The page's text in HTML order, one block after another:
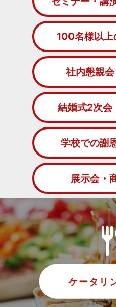
100名様以上
社内懇親
結婚式2次会
学校での謝
展示会・
ケータリ